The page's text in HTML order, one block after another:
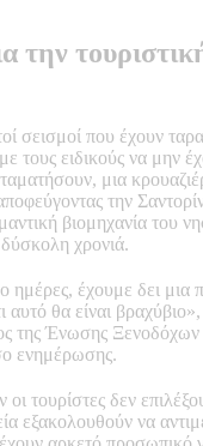
την
σεισμοί που έχουν
τους ειδικούς να μην
μια
την
βιομηχανία του
δύσκολη χρονιά.
ημέρες, έχουμε δει μια
αυτό θα είναι
της Ένωσης Ξενοδόχων
ενημέρωσης.
τουρίστες δεν
εξακολουθούν να